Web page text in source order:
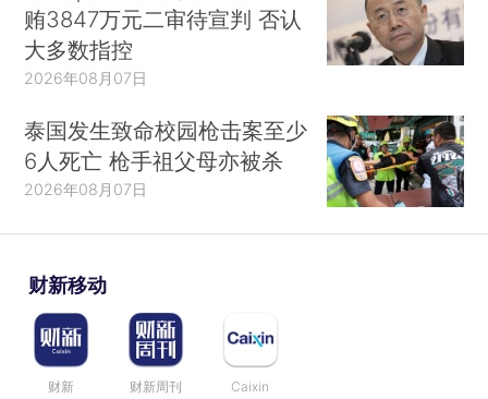
贿3847万元二审待宣判 否认
大多数指控
2026年08月07日
泰国发生致命校园枪击案至少
6人死亡 枪手祖父母亦被杀
2026年08月07日
财新移动
财新 财新周刊 Caixin